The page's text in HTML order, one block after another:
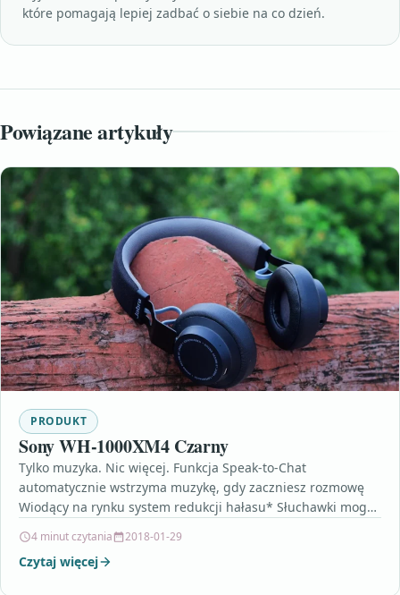
które pomagają lepiej zadbać o siebie na co dzień.
Powiązane artykuły
PRODUKT
Sony WH-1000XM4 Czarny
Tylko muzyka. Nic więcej. Funkcja Speak-to-Chat
automatycznie wstrzyma muzykę, gdy zaczniesz rozmowę
Wiodący na rynku system redukcji hałasu* Słuchawki mogą
4 minut czytania 2018-01-29
Czytaj więcej